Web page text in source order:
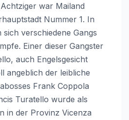
war Mailand
Nummer 1. In
sich verschiedene Gangs
Einer dieser Gangster
auch Engelsgesicht
angeblich der leibliche
Frank Coppola
Turatello wurde als
in der Provinz Vicenza